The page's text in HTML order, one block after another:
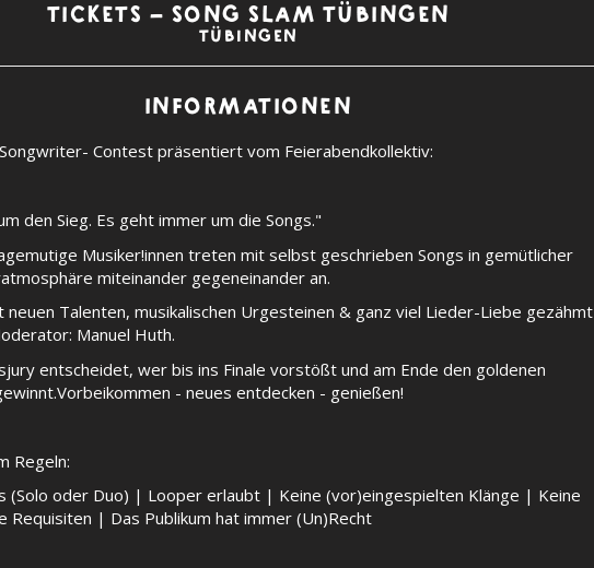
TICKETS – SONG SLAM TÜBINGEN
TÜBINGEN
INFORMATIONEN
Contest präsentiert vom Feierabendkollektiv:
den Sieg. Es geht immer um die Songs."
Musiker!innen treten mit selbst geschrieben Songs in gemütlicher
miteinander gegeneinander an.
neuen Talenten, musikalischen Urgesteinen & ganz viel Lieder-Liebe gezähmt
Manuel Huth.
entscheidet, wer bis ins Finale vorstößt und am Ende den goldenen
- neues entdecken - genießen!
Regeln:
(Solo oder Duo) | Looper erlaubt | Keine (vor)eingespielten Klänge | Keine
Requisiten | Das Publikum hat immer (Un)Recht